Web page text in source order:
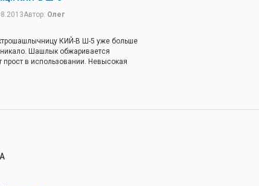
оборудование, приготовленные
Советую всем эту модель!
Автор: Олег
КИЙ-В Ш-5 уже больше
Шашлык обжаривается
прост в использовании. Невысокая